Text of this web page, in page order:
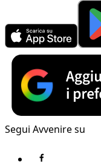
Segui Avvenire su